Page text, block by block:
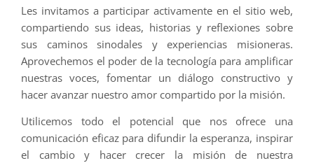
Les invitamos a participar activamente en el sitio web,
compartiendo sus ideas, historias y reflexiones sobre
sus caminos sinodales y experiencias misioneras.
Aprovechemos el poder de la tecnología para amplificar
nuestras voces, fomentar un diálogo constructivo y
hacer avanzar nuestro amor compartido por la misión.
Utilicemos todo el potencial que nos ofrece una
comunicación eficaz para difundir la esperanza, inspirar
el cambio y hacer crecer la misión de nuestra